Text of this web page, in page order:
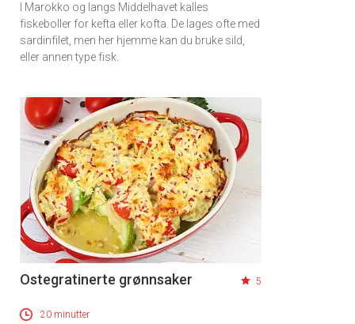
I Marokko og langs Middelhavet kalles
fiskeboller for kefta eller kofta. De lages ofte med
sardinfilet, men her hjemme kan du bruke sild,
eller annen type fisk.
Ostegratinerte grønnsaker 5
20 minutter